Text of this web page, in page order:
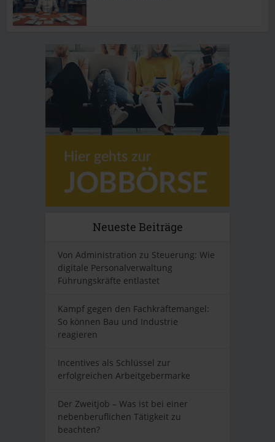
Neueste Beiträge
Von Administration zu Steuerung: Wie
digitale Personalverwaltung
Führungskräfte entlastet
Kampf gegen den Fachkräftemangel:
So können Bau und Industrie
reagieren
Incentives als Schlüssel zur
erfolgreichen Arbeitgebermarke
Der Zweitjob – Was ist bei einer
nebenberuflichen Tätigkeit zu
beachten?